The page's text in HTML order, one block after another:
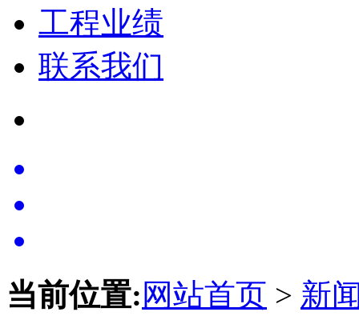
工程业绩
联系我们
当前位置: 网站首页 > 新